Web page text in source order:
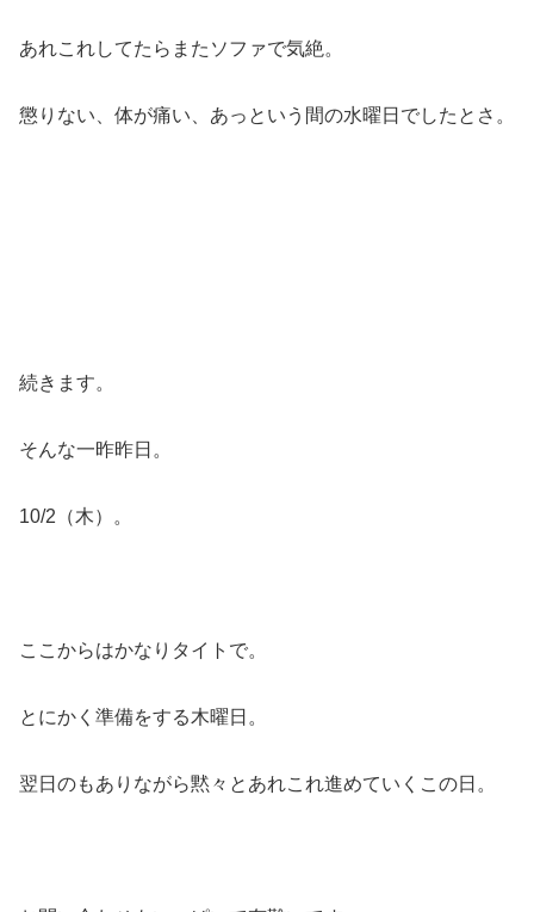
あれこれしてたらまたソファで気絶。
懲りない、体が痛い、あっという間の水曜日でしたとさ。
続きます。
そんな一昨昨日。
10/2（木）。
ここからはかなりタイトで。
とにかく準備をする木曜日。
翌日のもありながら黙々とあれこれ進めていくこの日。